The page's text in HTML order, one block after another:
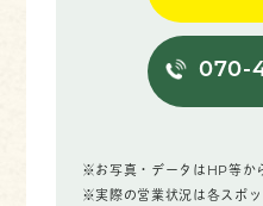
070-
※お写真・データはHP等か
※実際の営業状況は各スポッ